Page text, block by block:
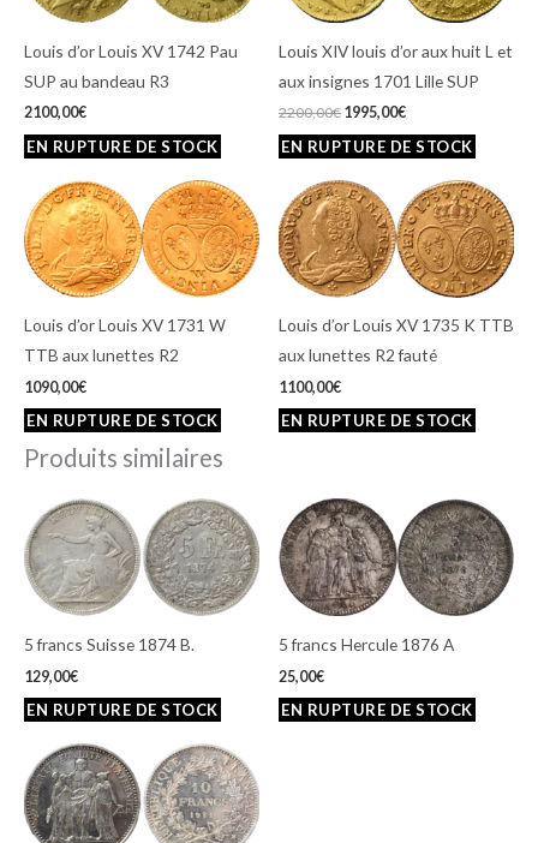
Louis d’or Louis XV 1742 Pau
SUP au bandeau R3
2100,00€
Louis XIV louis d’or aux huit L et
aux insignes 1701 Lille SUP
2200,00€ 1995,00€
Louis d’or Louis XV 1731 W
TTB aux lunettes R2
1090,00€
Louis d’or Louis XV 1735 K TTB
aux lunettes R2 fauté
1100,00€
Produits similaires
5 francs Suisse 1874 B.
129,00€
5 francs Hercule 1876 A
25,00€